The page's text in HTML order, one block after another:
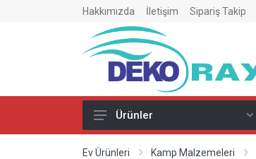
Hakkımızda İletişim Sipariş Takip
Perde Rayı ve Aksesuarları
Ürünler
Ev Ürünleri Kamp Malzemeleri